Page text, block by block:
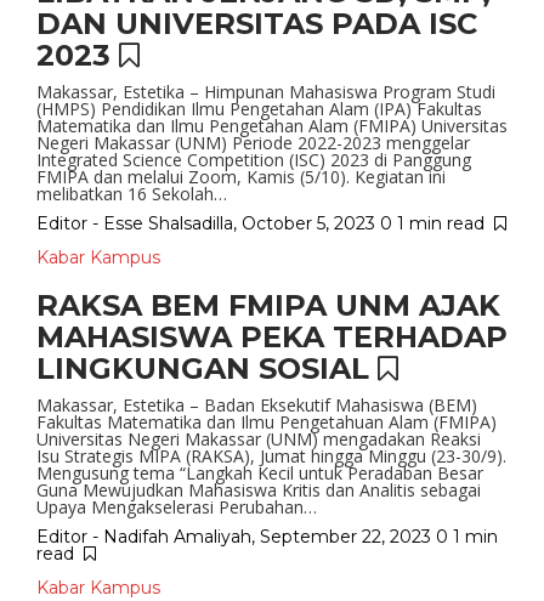
DAN UNIVERSITAS PADA ISC
2023
Makassar, Estetika – Himpunan Mahasiswa Program Studi
(HMPS) Pendidikan Ilmu Pengetahan Alam (IPA) Fakultas
Matematika dan Ilmu Pengetahan Alam (FMIPA) Universitas
Negeri Makassar (UNM) Periode 2022-2023 menggelar
Integrated Science Competition (ISC) 2023 di Panggung
FMIPA dan melalui Zoom, Kamis (5/10). Kegiatan ini
melibatkan 16 Sekolah…
Editor - Esse Shalsadilla, October 5, 2023 0 1 min read
Kabar Kampus
RAKSA BEM FMIPA UNM AJAK
MAHASISWA PEKA TERHADAP
LINGKUNGAN SOSIAL
Makassar, Estetika – Badan Eksekutif Mahasiswa (BEM)
Fakultas Matematika dan Ilmu Pengetahuan Alam (FMIPA)
Universitas Negeri Makassar (UNM) mengadakan Reaksi
Isu Strategis MIPA (RAKSA), Jumat hingga Minggu (23-30/9).
Mengusung tema “Langkah Kecil untuk Peradaban Besar
Guna Mewujudkan Mahasiswa Kritis dan Analitis sebagai
Upaya Mengakselerasi Perubahan…
Editor - Nadifah Amaliyah, September 22, 2023 0 1 min
read
Kabar Kampus